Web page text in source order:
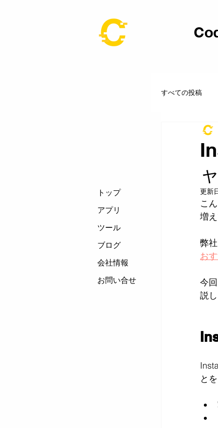
すべての投稿
お知らせ
更新
こ
増
弊
お
今
説
と
トップ
アプリ
ツール
ブログ
会社情報
お問い合せ